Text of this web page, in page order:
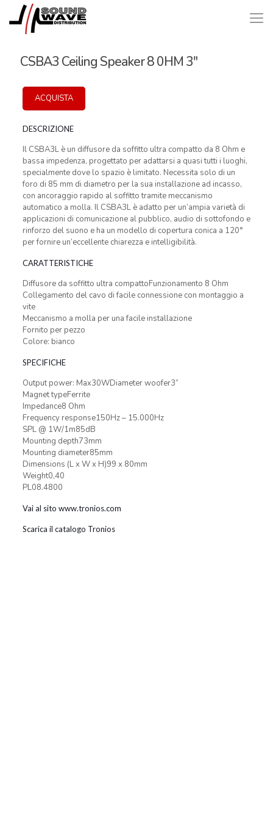
CSBA3 Ceiling Speaker 8 0HM 3″
ACQUISTA
DESCRIZIONE
Il CSBA3L è un diffusore da soffitto ultra compatto da 8 Ohm e
bassa impedenza, progettato per adattarsi a quasi tutti i luoghi,
specialmente dove lo spazio è limitato. Necessita solo di un
foro di 85 mm di diametro per la sua installazione ad incasso,
con ancoraggio rapido al soffitto tramite meccanismo
automatico a molla. Il CSBA3L è adatto per un’ampia varietà di
applicazioni di comunicazione al pubblico, audio di sottofondo e
rinforzo del suono e ha un modello di copertura conica a 120°
per fornire un’eccellente chiarezza e intelligibilità.
CARATTERISTICHE
Diffusore da soffitto ultra compattoFunzionamento 8 Ohm
Collegamento del cavo di facile connessione con montaggio a
vite
Meccanismo a molla per una facile installazione
Fornito per pezzo
Colore: bianco
SPECIFICHE
Output power: Max30WDiameter woofer3”
Magnet typeFerrite
Impedance8 Ohm
Frequency response150Hz – 15.000Hz
SPL @ 1W/1m85dB
Mounting depth73mm
Mounting diameter85mm
Dimensions (L x W x H)99 x 80mm
Weight0,40
PL08.4800
Vai al sito www.tronios.com
Scarica il catalogo Tronios